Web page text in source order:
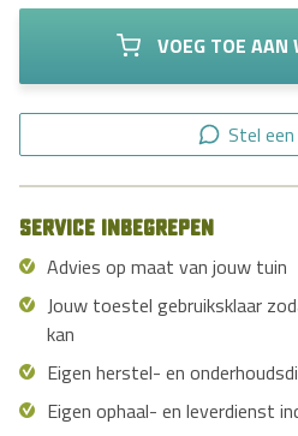
VOEG TOE AAN
Stel
Service inbegrepen
Advies op maat van jouw tuin
Jouw toestel gebruiksklaar
kan
Eigen herstel- en
Eigen ophaal- en leverdienst